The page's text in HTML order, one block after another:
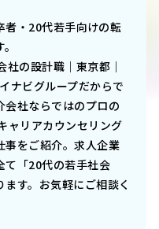
・20代若手向けの転
社の設計職｜東京都｜
ナビグループだからで
会社ならではのプロの
ャリアカウンセリング
事をご紹介。求人企業
て「20代の若手社会
す。お気軽にご相談く